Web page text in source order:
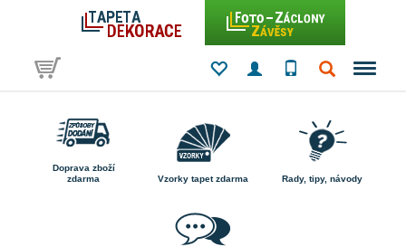
Doprava zboží
zdarma
Vzorky tapet zdarma Rady, tipy, návody